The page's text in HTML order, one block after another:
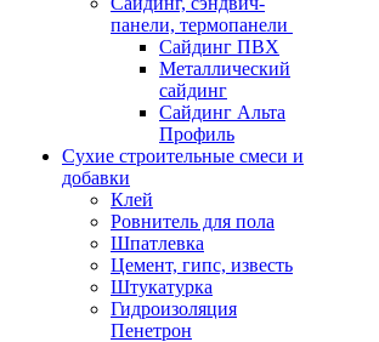
панели, термопанели
Сайдинг ПВХ
Металлический
сайдинг
Сайдинг Альта
Профиль
Сухие строительные смеси и
добавки
Клей
Ровнитель для пола
Шпатлевка
Цемент, гипс, известь
Штукатурка
Гидроизоляция
Пенетрон